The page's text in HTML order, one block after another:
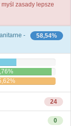
zasady lepsze
58,54%
-
24
0